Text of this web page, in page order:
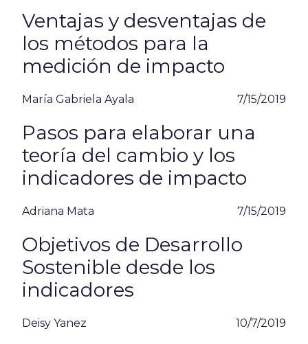
Ventajas y desventajas de
los métodos para la
medición de impacto
María Gabriela Ayala 7/15/2019
Pasos para elaborar una
teoría del cambio y los
indicadores de impacto
Adriana Mata 7/15/2019
Objetivos de Desarrollo
Sostenible desde los
indicadores
Deisy Yanez 10/7/2019